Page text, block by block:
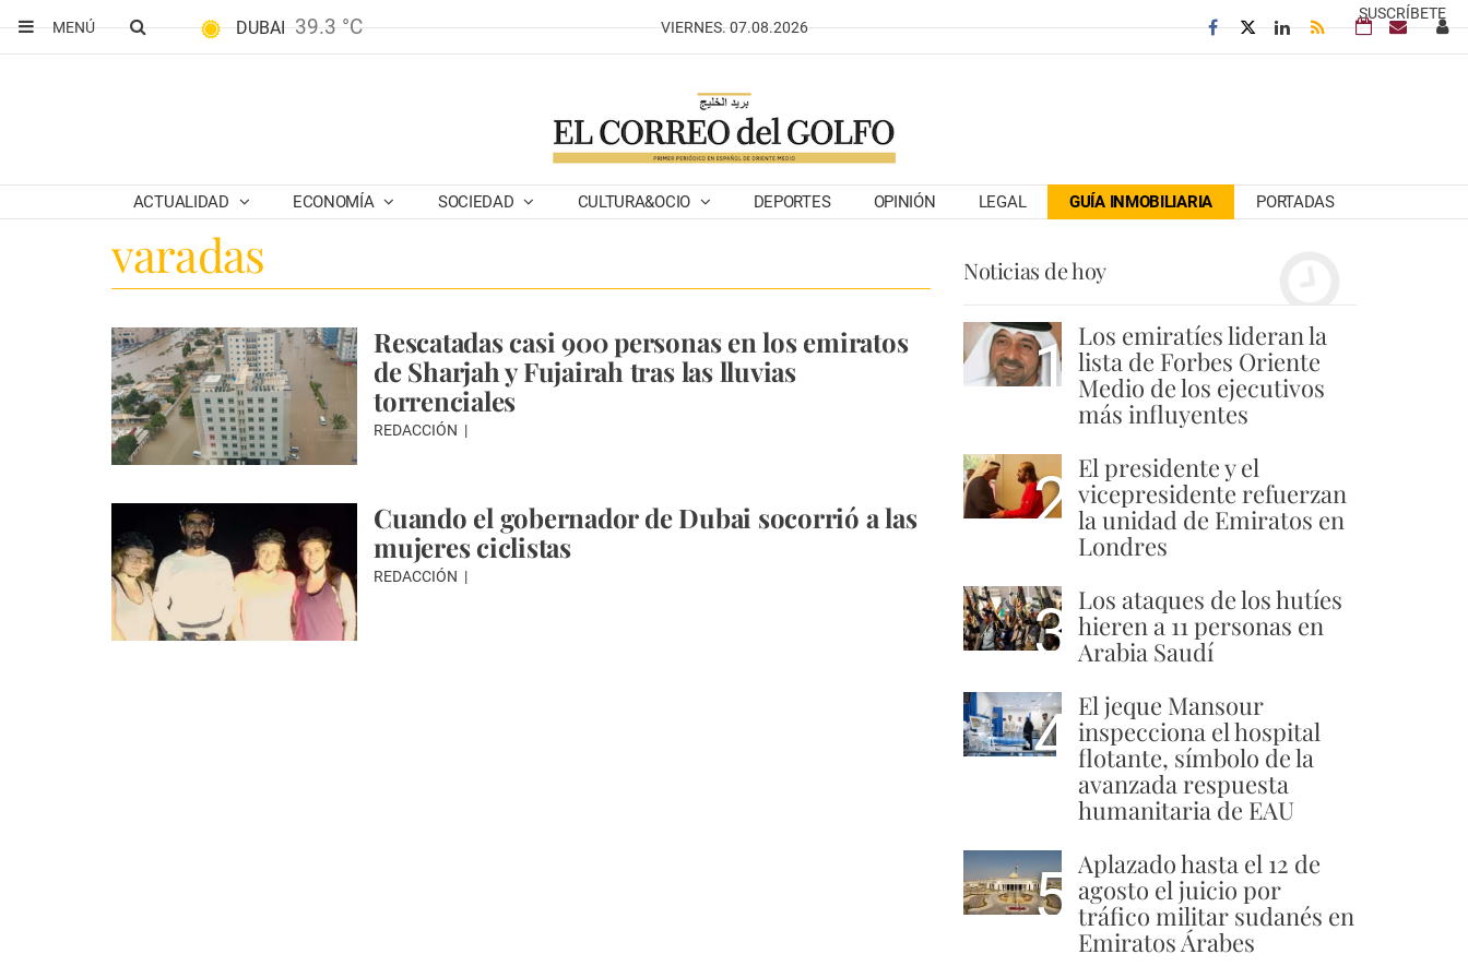
SUSCRÍBETE
MENÚ
DUBAI 39.3 °C VIERNES. 07.08.2026
ACTUALIDAD ECONOMÍA SOCIEDAD CULTURA&OCIO DEPORTES OPINIÓN LEGAL GUÍA INMOBILIARIA PORTADAS
varadas
Rescatadas casi 900 personas en los emiratos
de Sharjah y Fujairah tras las lluvias
torrenciales
REDACCIÓN
Cuando el gobernador de Dubai socorrió a las
mujeres ciclistas
REDACCIÓN
Noticias de hoy
1 Los emiratíes lideran la
lista de Forbes Oriente
Medio de los ejecutivos
más influyentes
2 El presidente y el
vicepresidente refuerzan
la unidad de Emiratos en
Londres
3 Los ataques de los hutíes
hieren a 11 personas en
Arabia Saudí
4 El jeque Mansour
inspecciona el hospital
flotante, símbolo de la
avanzada respuesta
humanitaria de EAU
5 Aplazado hasta el 12 de
agosto el juicio por
tráfico militar sudanés en
Emiratos Árabes